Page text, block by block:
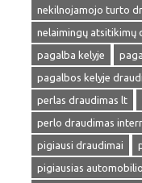
nekilnojamojo turto
nelaimingų atsitikimų
pagalba kelyje
pagalbos kelyje
perlas draudimas lt
perlo draudimas
pigiausi draudimai
pigiausias